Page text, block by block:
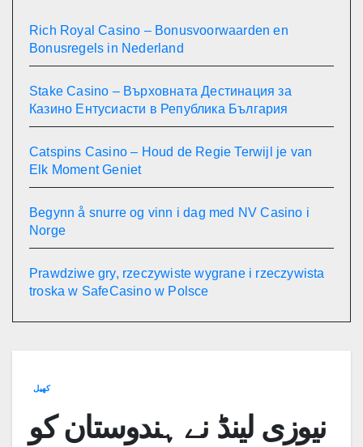
Rich Royal Casino – Bonusvoorwaarden en
Bonusregels in Nederland
Stake Casino – Върховната Дестинация за
Казино Ентусиасти в Република България
Catspins Casino – Houd de Regie Terwijl je van
Elk Moment Geniet
Begynn å snurre og vinn i dag med NV Casino i
Norge
Prawdziwe gry, rzeczywiste wygrane i rzeczywista
troska w SafeCasino w Polsce
کھیل
نیوزی لینڈ نے ہندوستان کو